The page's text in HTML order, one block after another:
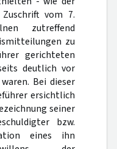
vom 7.
zutreffend
zu
gerichteten
deutlich vor
Bei dieser
ersichtlich
seiner
bzw.
eines ihn